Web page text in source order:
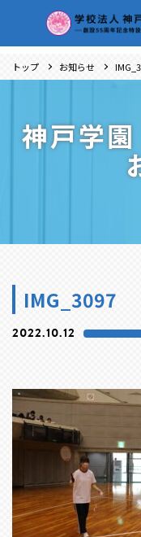
トップ お知らせ
神戸学
IMG_3097
2022.10.12